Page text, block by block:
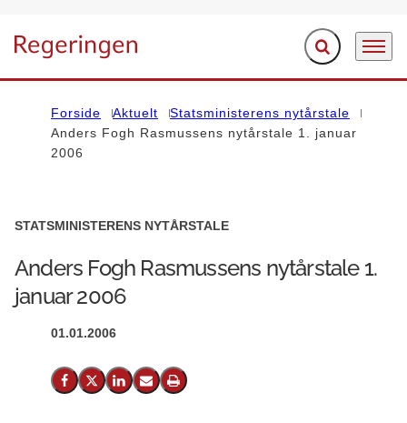
Gå til forsiden Fold søgefelt ud
Menu
Forside Aktuelt
Statsministerens nytårstale
Anders Fogh Rasmussens nytårstale 1. januar
2006
STATSMINISTERENS NYTÅRSTALE
Anders Fogh Rasmussens nytårstale 1.
januar 2006
01.01.2006
Del på Facebook
Del på X (Twitter)
Del på LinkedIn
Send email
Print